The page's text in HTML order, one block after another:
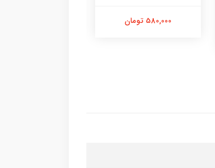
580,000 تومان